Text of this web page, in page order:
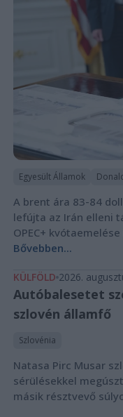
Egyesült Államok
A brent ára 83-84
lefújta az Irán elleni
OPEC+
Bővebben...
KÜLFÖLD 2026.
Autóbalesetet
szlovén államfő
Szlovénia
Natasa Pirc Musar
sérülésekkel
másik résztvevő